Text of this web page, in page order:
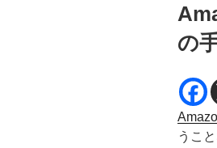
日:
の
うこ